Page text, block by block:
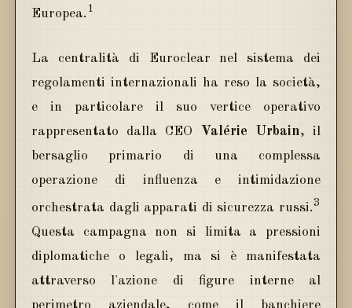
Europea. 1
La centralità di Euroclear nel sistema dei
regolamenti internazionali ha reso la società,
e in particolare il suo vertice operativo
rappresentato dalla CEO
Valérie Urbain, il
bersaglio primario di una complessa
operazione di influenza e intimidazione
orchestrata dagli apparati di sicurezza russi.3
Questa campagna non si limita a pressioni
diplomatiche o legali, ma si è manifestata
attraverso l'azione di figure interne al
perimetro aziendale, come il banchiere